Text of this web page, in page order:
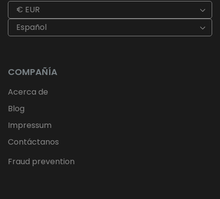
€ EUR
Español
COMPAÑÍA
Acerca de
Blog
Impressum
Contáctanos
Fraud prevention